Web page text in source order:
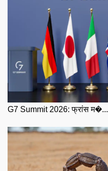
G7 Summit 2026: फ्रांस म�...